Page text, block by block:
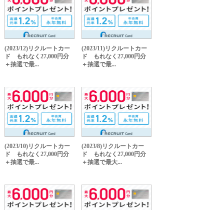
(2023/12)リクルートカー
ド もれなく27,000円分
＋抽選で最...
(2023/11)リクルートカー
ド もれなく27,000円分
＋抽選で最...
(2023/10)リクルートカー
ド もれなく27,000円分
＋抽選で最...
(2023/8)リクルートカー
ド もれなく27,000円分
＋抽選で最大...